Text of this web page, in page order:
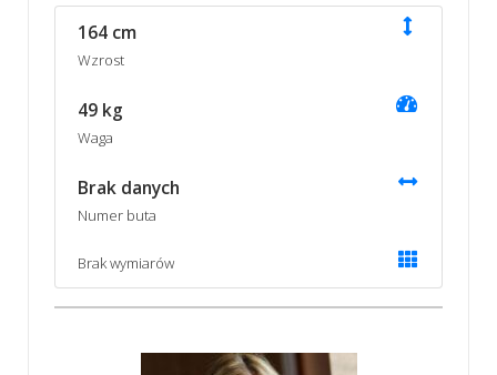
164 cm
Wzrost
49 kg
Waga
Brak danych
Numer buta
Brak wymiarów